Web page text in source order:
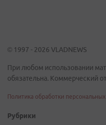
© 1997 - 2026 VLADNEWS
При любом использовании
обязательна. Коммерческий
Политика обработки
Рубрики